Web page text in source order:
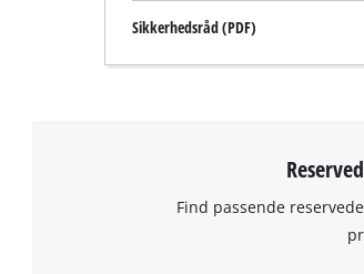
Sikkerhedsråd (PDF)
Find passende